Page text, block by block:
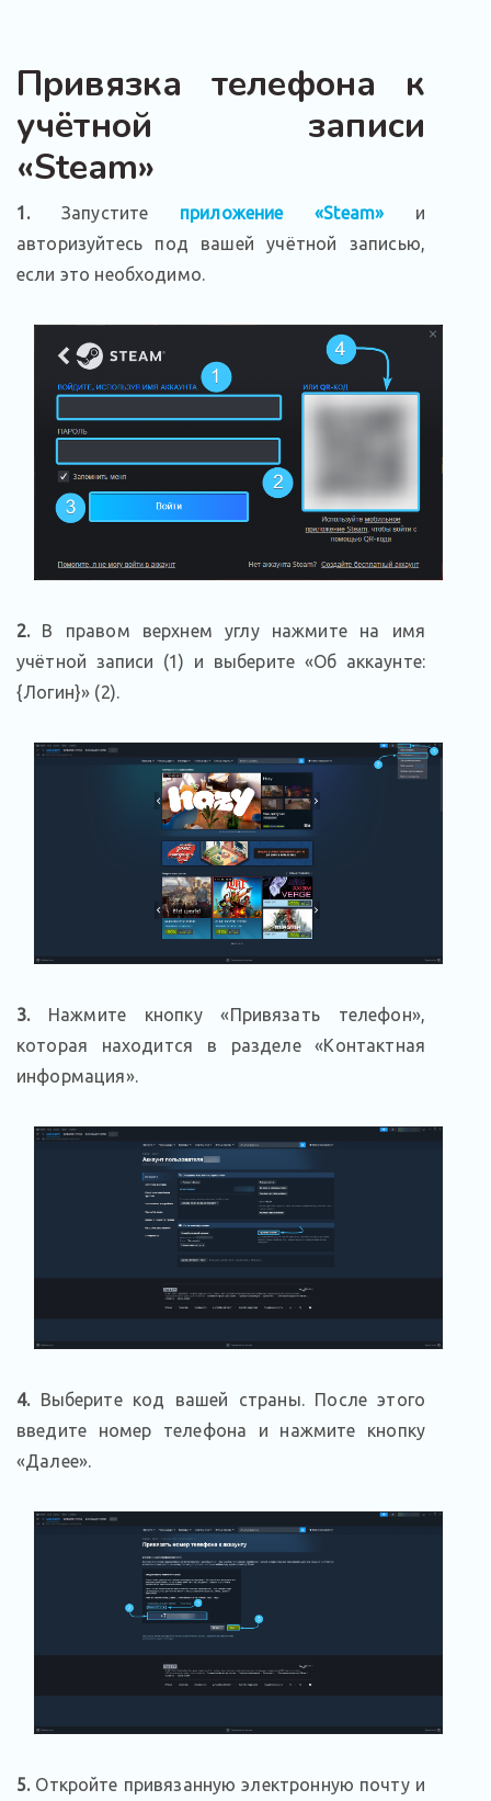
Привязка телефона к
учётной записи
«Steam»
1.Запустите приложение «Steam» и
авторизуйтесь под вашей учётной записью,
если это необходимо.
2.В правом верхнем углу нажмите на имя
учётной записи (1) и выберите «Об аккаунте:
{Логин}» (2).
3.Нажмите кнопку «Привязать телефон»,
которая находится в разделе «Контактная
информация».
4. Выберите код вашей страны. После этого
введите номер телефона и нажмите кнопку
«Далее».
5.Откройте привязанную электронную почту и